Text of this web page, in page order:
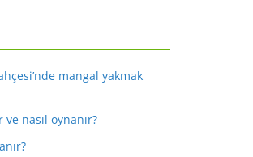
mangal yakmak
nasıl oynanır?